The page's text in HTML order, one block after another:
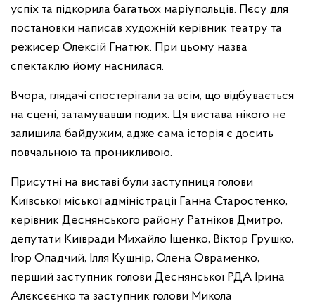
успіх та підкорила багатьох маріупольців. Пєсу для
постановки написав художній керівник театру та
режисер Олексій Гнатюк. При цьому назва
спектаклю йому наснилася.
Вчора, глядачі спостерігали за всім, що відбувається
на сцені, затамувавши подих. Ця вистава нікого не
залишила байдужим, адже сама історія є досить
повчальною та проникливою.
Присутні на виставі були заступниця голови
Київської міської адміністрації Ганна Старостенко,
керівник Деснянського району Ратніков Дмитро,
депутати Київради Михайло Іщенко, Віктор Грушко,
Ігор Опадчий, Ілля Кушнір, Олена Овраменко,
перший заступник голови Деснянської РДА Ірина
Алєксєєнко та заступник голови Микола